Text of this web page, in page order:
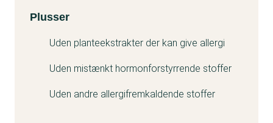
markedet med samme stregkode i den
allernærmeste fremtid. Forbrugerrådet Tænk kemi
Kemitest
Plusser
Uden planteekstrakter der kan give allergi
Uden mistænkt hormonforstyrrende stoffer
Uden andre allergifremkaldende stoffer